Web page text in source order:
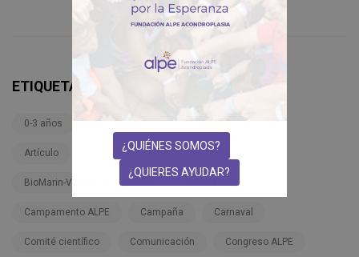
ETIQUETAS
0-3 años 3-6 años 6-12 años Adultos
Artículo Ascendis Pharma TransCon CNP
BioMarin-Vosoritide-Voxzogo BMN 111-206
Campamento ALPE Campaña Carnaval
Comité científico Comunicación Congreso ALPE
¿QUIÉNES SOMOS?
¿QUIERES AYUDAR?